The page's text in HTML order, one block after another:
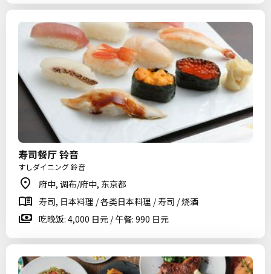
寿司餐厅 铃音
すしダイニング 鈴音
府中, 调布/府中, 东京都
寿司, 日本料理 / 各类日本料理 / 寿司 / 烧酒
吃晚饭: 4,000 日元 / 午餐: 990 日元